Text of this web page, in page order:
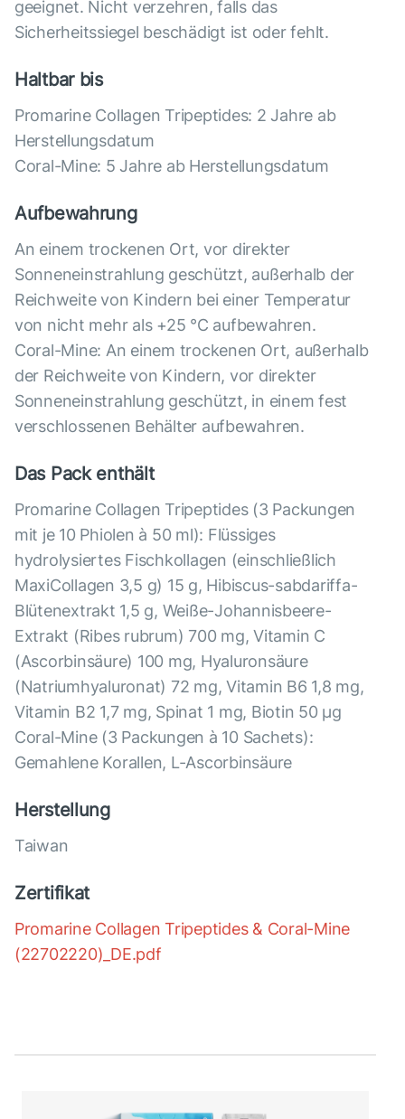
geeignet. Nicht verzehren, falls das
Sicherheitssiegel beschädigt ist oder fehlt.
Haltbar bis
Promarine Collagen Tripeptides: 2 Jahre ab
Herstellungsdatum
Coral-Mine: 5 Jahre ab Herstellungsdatum
Aufbewahrung
An einem trockenen Ort, vor direkter
Sonneneinstrahlung geschützt, außerhalb der
Reichweite von Kindern bei einer Temperatur
von nicht mehr als +25 °C aufbewahren.
Coral-Mine: An einem trockenen Ort, außerhalb
der Reichweite von Kindern, vor direkter
Sonneneinstrahlung geschützt, in einem fest
verschlossenen Behälter aufbewahren.
Das Pack enthält
Promarine Collagen Tripeptides (3 Packungen
mit je 10 Phiolen à 50 ml): Flüssiges
hydrolysiertes Fischkollagen (einschließlich
MaxiCollagen 3,5 g) 15 g, Hibiscus-sabdariffa-
Blütenextrakt 1,5 g, Weiße-Johannisbeere-
Extrakt (Ribes rubrum) 700 mg, Vitamin C
(Ascorbinsäure) 100 mg, Hyaluronsäure
(Natriumhyaluronat) 72 mg, Vitamin B6 1,8 mg,
Vitamin B2 1,7 mg, Spinat 1 mg, Biotin 50 µg
Coral-Mine (3 Packungen à 10 Sachets):
Gemahlene Korallen, L-Ascorbinsäure
Herstellung
Taiwan
Zertifikat
Promarine Collagen Tripeptides & Coral-Mine
(22702220)_DE.pdf